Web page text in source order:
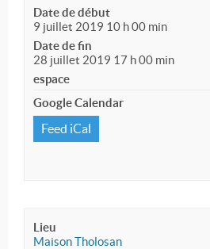
Date de début
9 juillet 2019 10 h 00 min
Date de fin
28 juillet 2019 17 h 00 min
espace
Google Calendar
Feed iCal
Lieu
Maison Tholosan